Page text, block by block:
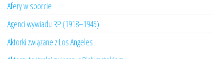
Afery w sporcie
Agenci wywiadu RP (1918–1945)
Aktorki związane z Los Angeles